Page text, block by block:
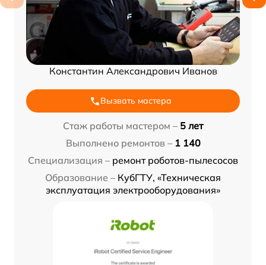
Константин Александрович Иванов
Вызвать мастера
Стаж работы мастером – 5 лет
Выполнено ремонтов – 1 140
Специализация – ремонт роботов-пылесосов
Образование – КубГТУ, «Техническая
эксплуатация электрооборудования»